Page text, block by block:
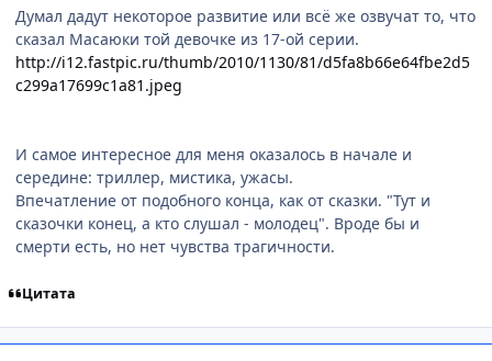
Думал дадут некоторое развитие или всё же озвучат то, что
сказал Масаюки той девочке из 17-ой серии.
http://i12.fastpic.ru/thumb/2010/1130/81/d5fa8b66e64fbe2d5
c299a17699c1a81.jpeg
И самое интересное для меня оказалось в начале и
середине: триллер, мистика, ужасы.
Впечатление от подобного конца, как от сказки. "Тут и
сказочки конец, а кто слушал - молодец". Вроде бы и
смерти есть, но нет чувства трагичности.
Цитата